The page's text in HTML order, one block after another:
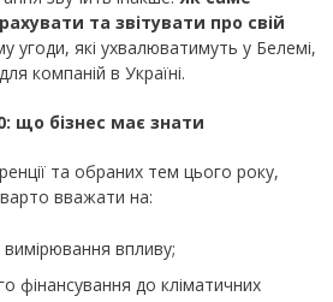
та звітувати про свій
угоди, які ухвалюватимуть у Белемі,
компаній в Україні.
що бізнес має знати
та обраних тем цього року,
вважати на:
вимірювання впливу;
фінансування до кліматичних